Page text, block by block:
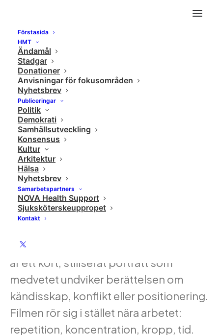
Förstasida
HMT
Ändamål
Stadgar
Donationer
Anvisningar för fokusområden
Nyhetsbrev
Publiceringar
Politik
Demokrati
Samhällsutveckling
Konsensus
Kultur
Arkitektur
Hälsa
Nyhetsbrev
Samarbetspartners
NOVA Health Support
Sjuksköterskeuppropet
Kontakt
Rolex presents: Yuja Wang – Virtuoso
Home Konsensus
Rolex presents: Yuja Wang – Virtuoso
Sammanfattning:
är ett kort, stiliserat porträtt som
medvetet undviker berättelsen om
kändisskap, konflikt eller positionering.
Filmen rör sig i stället nära arbetet:
repetition, koncentration, kropp, tid.